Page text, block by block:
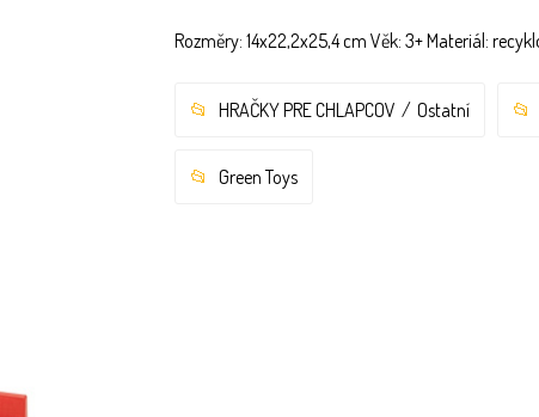
Rozměry: 14x22,2x25,4 cm Věk: 3+ Materiál:
HRAČKY PRE CHLAPCOV Ostatní
Green Toys